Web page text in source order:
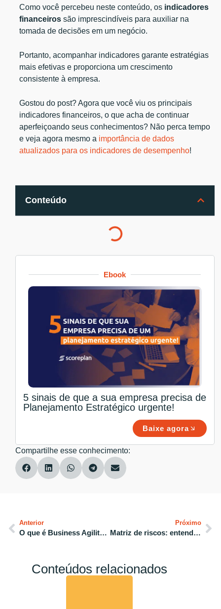
Como você percebeu neste conteúdo, os indicadores
financeiros são imprescindíveis para auxiliar na
tomada de decisões em um negócio.
Portanto, acompanhar indicadores garante estratégias
mais efetivas e proporciona um crescimento
consistente à empresa.
Gostou do post? Agora que você viu os principais
indicadores financeiros, o que acha de continuar
aperfeiçoando seus conhecimentos? Não perca tempo
e veja agora mesmo a importância de dados
atualizados para os indicadores de desempenho!
Conteúdo
Ebook
5 sinais de que a sua empresa precisa de
Planejamento Estratégico urgente!
Baixe agora
Compartilhe esse conhecimento:
Anterior
O que é Business Agility e como o Planejamento Estratégico pode ajudar
Próximo
Matriz de riscos: entenda o que é e porque você deve começar a usar
Conteúdos relacionados